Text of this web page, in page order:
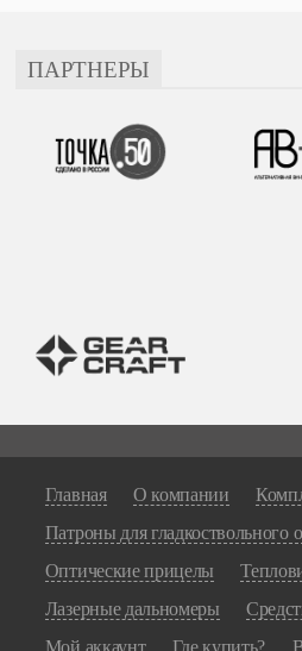
ПАРТНЕРЫ
Главная О компании
Патроны для гладкоствольного
Оптические прицелы
Лазерные дальномеры